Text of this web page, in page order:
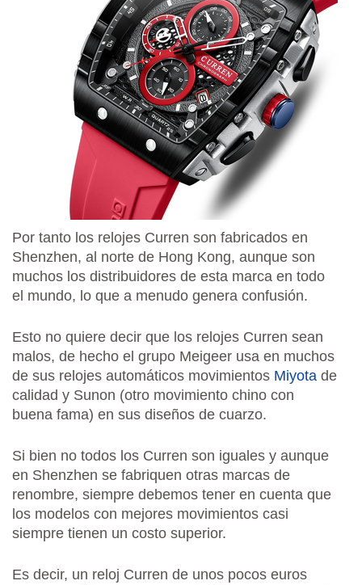
Por tanto los relojes Curren son fabricados en
Shenzhen, al norte de Hong Kong, aunque son
muchos los distribuidores de esta marca en todo
el mundo, lo que a menudo genera confusión.
Esto no quiere decir que los relojes Curren sean
malos, de hecho el grupo Meigeer usa en muchos
de sus relojes automáticos movimientos Miyota de
calidad y Sunon (otro movimiento chino con
buena fama) en sus diseños de cuarzo.
Si bien no todos los Curren son iguales y aunque
en Shenzhen se fabriquen otras marcas de
renombre, siempre debemos tener en cuenta que
los modelos con mejores movimientos casi
siempre tienen un costo superior.
Es decir, un reloj Curren de unos pocos euros